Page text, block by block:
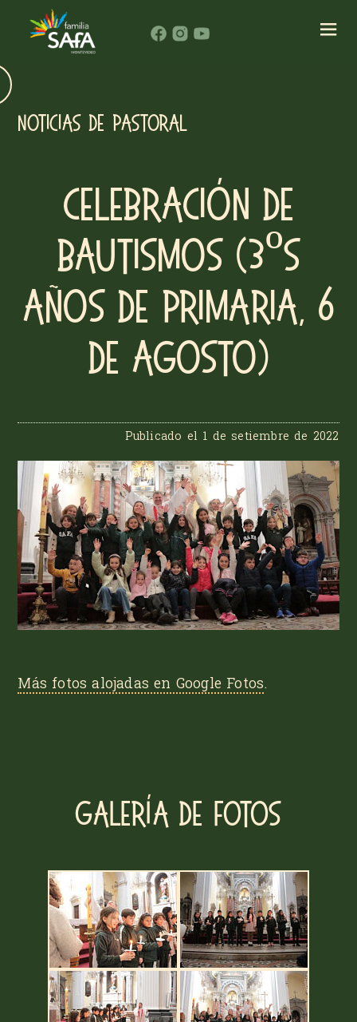
NOTICIAS DE PASTORAL
Celebración de
Bautismos (3ºs
años de Primaria, 6
de agosto)
Publicado el 1 de setiembre de 2022
Más fotos alojadas en Google Fotos.
Galería de fotos